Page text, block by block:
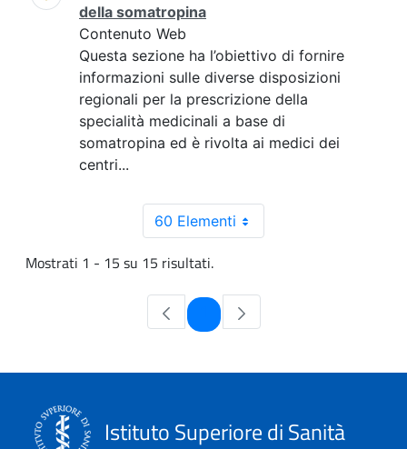
della somatropina
Contenuto Web
Questa sezione ha l’obiettivo di fornire
informazioni sulle diverse disposizioni
regionali per la prescrizione della
specialità medicinali a base di
somatropina ed è rivolta ai medici dei
centri...
60 Elementi
Mostrati 1 - 15 su 15 risultati.
Pagina
Istituto Superiore di Sanità